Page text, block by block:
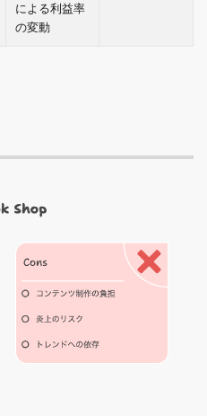
による利益率
の変動